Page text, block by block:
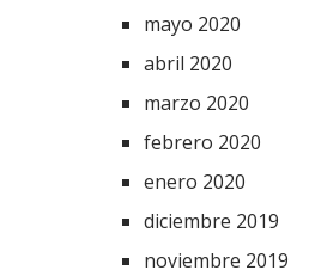
mayo 2020
abril 2020
marzo 2020
febrero 2020
enero 2020
diciembre 2019
noviembre 2019